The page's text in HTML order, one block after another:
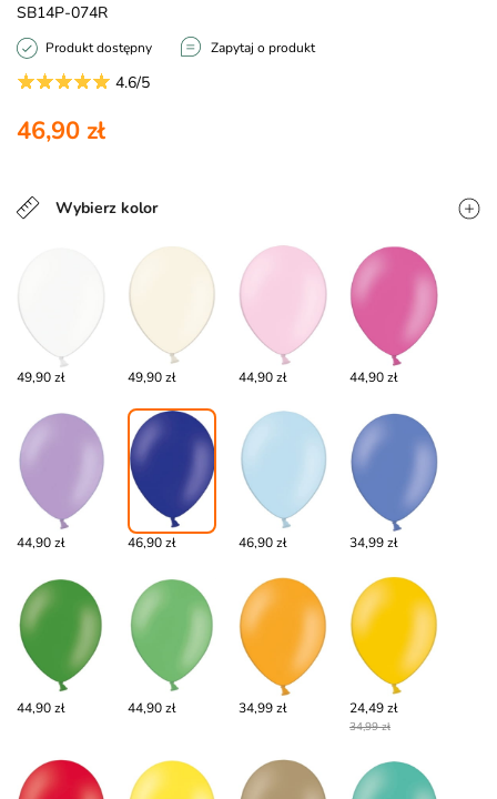
SB14P-074R
Produkt dostępny Zapytaj o produkt
4.6/5
46,90 zł
Wybierz kolor
49,90 zł 49,90 zł 44,90 zł 44,90 zł
44,90 zł 46,90 zł 46,90 zł 34,99 zł
44,90 zł 44,90 zł 34,99 zł 24,49 zł
34,99 zł